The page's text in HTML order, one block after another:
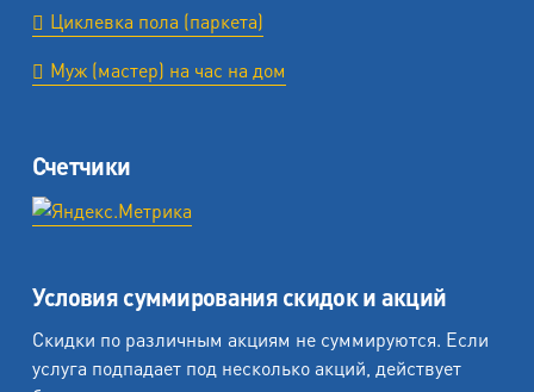
Циклевка пола (паркета)
Муж (мастер) на час на дом
Счетчики
Условия суммирования скидок и акций
Скидки по различным акциям не суммируются. Если
услуга подпадает под несколько акций, действует